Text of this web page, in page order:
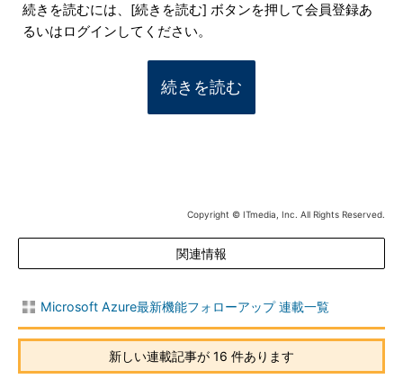
続きを読むには、[続きを読む] ボタンを押して会員登録あ
るいはログインしてください。
続きを読む
Copyright © ITmedia, Inc. All Rights Reserved.
関連情報
Microsoft Azure最新機能フォローアップ 連載一覧
新しい連載記事が 16 件あります